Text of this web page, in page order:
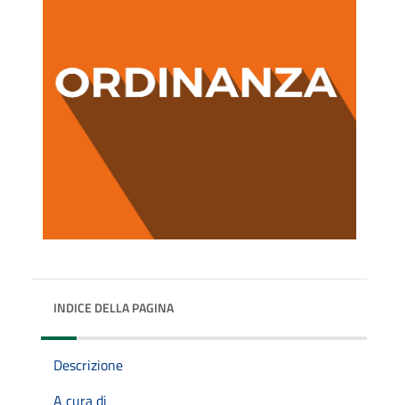
INDICE DELLA PAGINA
Descrizione
A cura di